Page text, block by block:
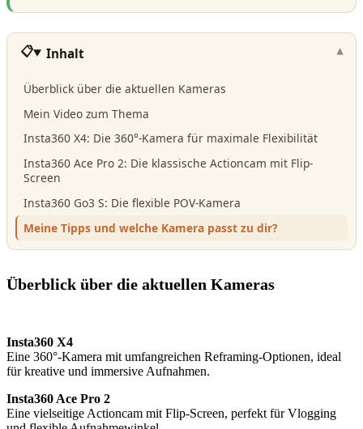
Inhalt
Überblick über die aktuellen Kameras
Mein Video zum Thema
Insta360 X4: Die 360°-Kamera für maximale Flexibilität
Insta360 Ace Pro 2: Die klassische Actioncam mit Flip-
Screen
Insta360 Go3 S: Die flexible POV-Kamera
Meine Tipps und welche Kamera passt zu dir?
Überblick über die aktuellen Kameras
Insta360 X4
Eine 360°-Kamera mit umfangreichen Reframing-Optionen, ideal
für kreative und immersive Aufnahmen.
Insta360 Ace Pro 2
Eine vielseitige Actioncam mit Flip-Screen, perfekt für Vlogging